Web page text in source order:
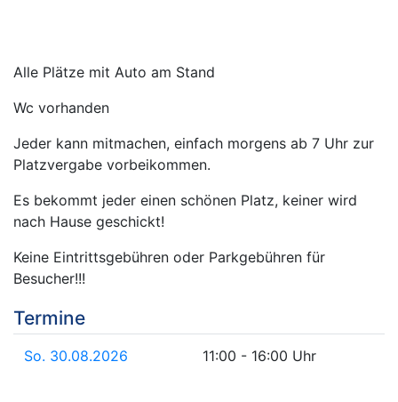
Alle Plätze mit Auto am Stand
Wc vorhanden
Jeder kann mitmachen, einfach morgens ab 7 Uhr zur
Platzvergabe vorbeikommen.
Es bekommt jeder einen schönen Platz, keiner wird
nach Hause geschickt!
Keine Eintrittsgebühren oder Parkgebühren für
Besucher!!!
Termine
So. 30.08.2026 11:00 - 16:00 Uhr